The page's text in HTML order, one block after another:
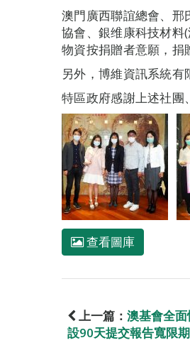
澳門廣西聯誼總會、
協會、銀维康科技材料
物資按捐贈者意願，捐
另外，博維資訊系統有
特區政府感謝上述社團
查看圖庫
上一篇： 澳基會全
設90天提交報告寬限期